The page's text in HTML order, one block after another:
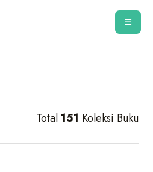
Total 151 Koleksi Buku